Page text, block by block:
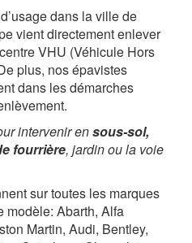
dans la ville de
vient directement enlever
VHU (Véhicule Hors
plus, nos épavistes
dans les démarches
intervenir ensous-sol,
fourrière, jardin ou la voie
sur toutes les marques
modèle: Abarth, Alfa
Martin, Audi, Bentley,